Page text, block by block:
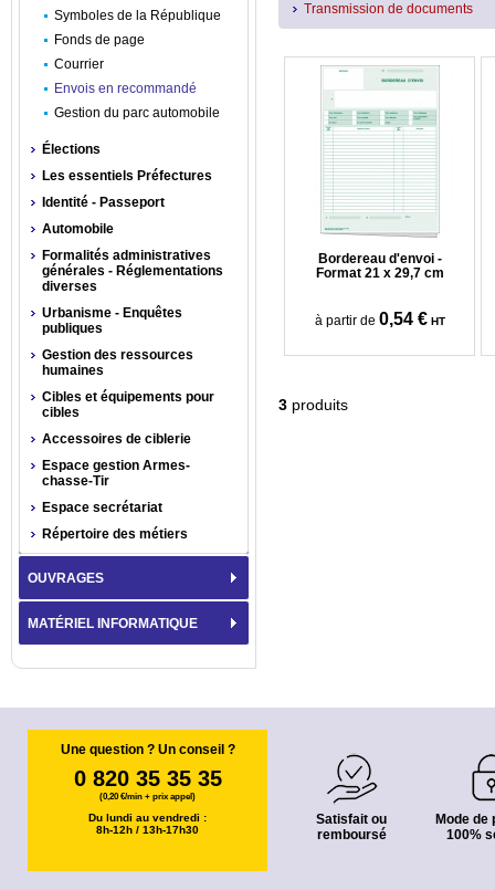
Transmission de documents
Bordereau d'envoi -
Format 21 x 29,7 cm
à partir de 0,54 € HT
3 produits
Symboles de la République
Fonds de page
Courrier
Envois en recommandé
Gestion du parc automobile
Élections
Les essentiels Préfectures
Identité - Passeport
Automobile
Formalités administratives
générales - Réglementations
diverses
Urbanisme - Enquêtes
publiques
Gestion des ressources
humaines
Cibles et équipements pour
cibles
Accessoires de ciblerie
Espace gestion Armes-
chasse-Tir
Espace secrétariat
Répertoire des métiers
OUVRAGES
MATÉRIEL INFORMATIQUE
Une question ? Un conseil ?
0 820 35 35 35
(0,20 €/min + prix appel)
Du lundi au vendredi :
8h-12h / 13h-17h30
Satisfait ou
remboursé
Mode de
100%